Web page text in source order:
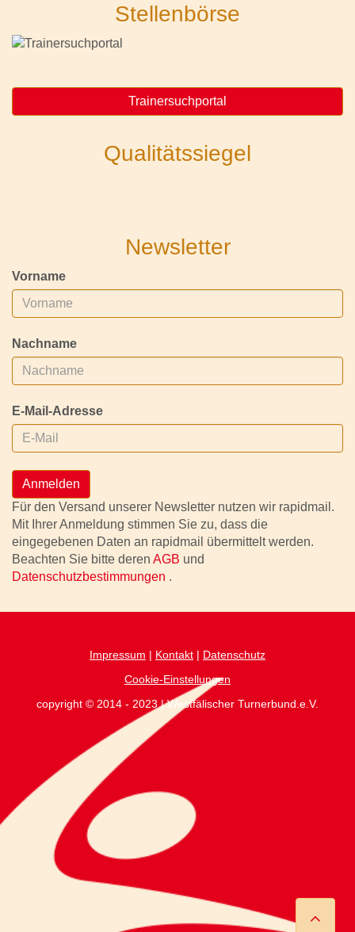
Stellenbörse
Trainersuchportal
Qualitätssiegel
Newsletter
Vorname
Nachname
E-Mail-Adresse
Anmelden
Für den Versand unserer Newsletter nutzen wir rapidmail.
Mit Ihrer Anmeldung stimmen Sie zu, dass die
eingegebenen Daten an rapidmail übermittelt werden.
Beachten Sie bitte deren AGB und
Datenschutzbestimmungen .
Impressum | Kontakt | Datenschutz
Cookie-Einstellungen
copyright © 2014 - 2023 | Westfälischer Turnerbund.e.V.